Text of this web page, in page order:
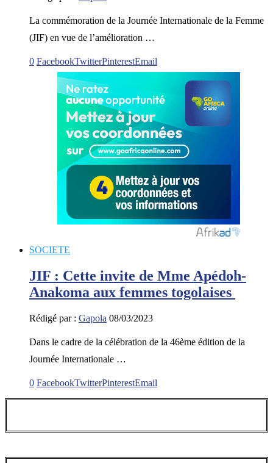
La commémoration de la Journée Internationale de la Femme
(JIF) en vue de l’amélioration …
0 FacebookTwitterPinterestEmail
SOCIETE
JIF : Cette invite de Mme Apédoh-
Anakoma aux femmes togolaises
Rédigé par : Gapola 08/03/2023
Dans le cadre de la célébration de la 46ème édition de la
Journée Internationale …
0 FacebookTwitterPinterestEmail